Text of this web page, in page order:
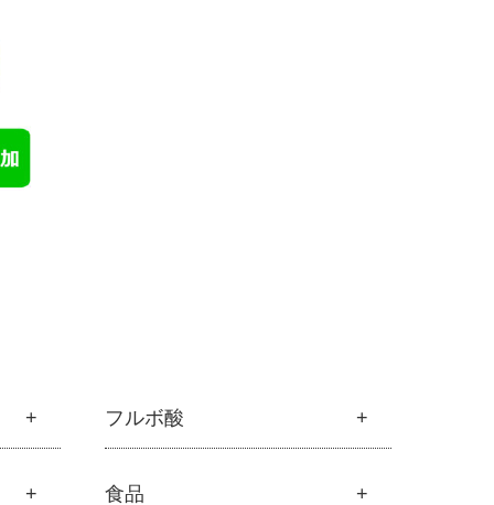
フルボ酸
フルボ酸
食品